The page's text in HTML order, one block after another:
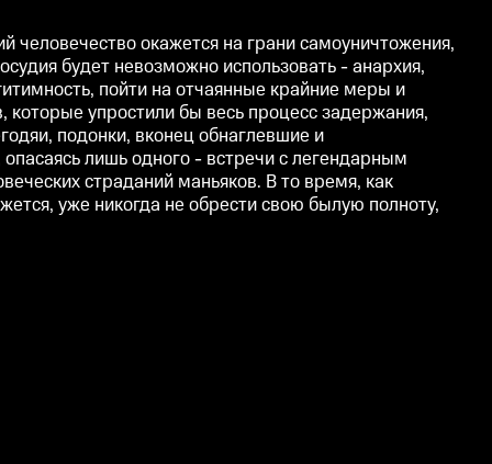
человечество окажется на грани самоуничтожения,
будет невозможно использовать - анархия,
пойти на отчаянные крайние меры и
которые упростили бы весь процесс задержания,
подонки, вконец обнаглевшие и
лишь одного - встречи с легендарным
страданий маньяков. В то время, как
уже никогда не обрести свою былую полноту,